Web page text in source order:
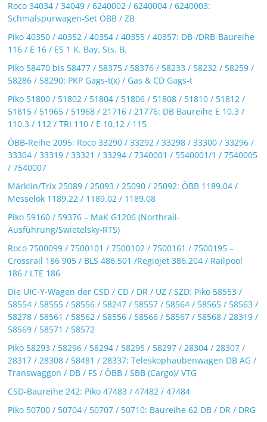
Roco 34034 / 34049 / 6240002 / 6240004 / 6240003:
Schmalspurwagen-Set ÖBB / ZB
Piko 40350 / 40352 / 40354 / 40355 / 40357: DB-/DRB-Baureihe
116 / E 16 / ES 1 K. Bay. Sts. B.
Piko 58470 bis 58477 / 58375 / 58376 / 58233 / 58232 / 58259 /
58286 / 58290: PKP Gags-t(x) / Gas & CD Gags-t
Piko 51800 / 51802 / 51804 / 51806 / 51808 / 51810 / 51812 /
51815 / 51965 / 51968 / 21716 / 21776: DB Baureihe E 10.3 /
110.3 / 112 / TRI 110 / E 10.12 / 115
ÖBB-Reihe 2095: Roco 33290 / 33292 / 33298 / 33300 / 33296 /
33304 / 33319 / 33321 / 33294 / 7340001 / 5540001/1 / 7540005
/ 7540007
Märklin/Trix 25089 / 25093 / 25090 / 25092: ÖBB 1189.04 /
Messelok 1189.22 / 1189.02 / 1189.08
Piko 59160 / 59376 – MaK G1206 (Northrail-
Ausführung/Swietelsky-RTS)
Roco 7500099 / 7500101 / 7500102 / 7500161 / 7500195 –
Crossrail 186 905 / BLS 486.501 /Regiojet 386.204 / Railpool
186 / LTE 186
Die UIC-Y-Wagen der CSD / CD / DR / UZ / SZD: Piko 58553 /
58554 / 58555 / 58556 / 58247 / 58557 / 58564 / 58565 / 58563 /
58278 / 58561 / 58562 / 58556 / 58566 / 58567 / 58568 / 28319 /
58569 / 58571 / 58572
Piko 58293 / 58296 / 58294 / 58295 / 58297 / 28304 / 28307 /
28317 / 28308 / 58481 / 28337: Teleskophaubenwagen DB AG /
Transwaggon / DB / FS / ÖBB / SBB (Cargo)/ VTG
CSD-Baureihe 242: Piko 47483 / 47482 / 47484
Piko 50700 / 50704 / 50707 / 50710: Baureihe 62 DB / DR / DRG